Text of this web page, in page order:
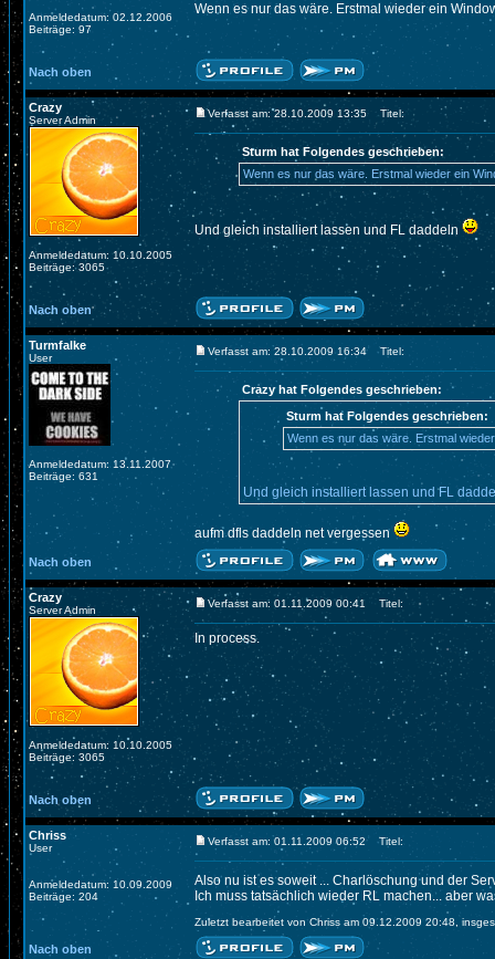
Anmeldedatum: 02.12.2006
Beiträge: 97
Wenn es nur das wäre. Erstmal wieder ein
Nach oben
Crazy
Server Admin
Anmeldedatum: 10.10.2005
Beiträge: 3065
Verfasst am: 28.10.2009 13:35 Titel:
Sturm hat Folgendes geschrieben:
Wenn es nur das wäre. Erstmal wieder ein
Und gleich installiert lassen und FL daddeln
Nach oben
Turmfalke
User
Anmeldedatum: 13.11.2007
Beiträge: 631
Verfasst am: 28.10.2009 16:34 Titel:
Crazy hat Folgendes geschrieben:
Sturm hat Folgendes geschrieben:
Wenn es nur das wäre. Erstmal
Und gleich installiert lassen und FL
aufm dfls daddeln net vergessen
Nach oben
Crazy
Server Admin
Anmeldedatum: 10.10.2005
Beiträge: 3065
Verfasst am: 01.11.2009 00:41 Titel:
In process.
Nach oben
Chriss
User
Anmeldedatum: 10.09.2009
Beiträge: 204
Verfasst am: 01.11.2009 06:52 Titel:
Also nu ist es soweit ... Charlöschung und der
Ich muss tatsächlich wieder RL machen... aber
Zuletzt bearbeitet von Chriss am 09.12.2009 20:48,
Nach oben